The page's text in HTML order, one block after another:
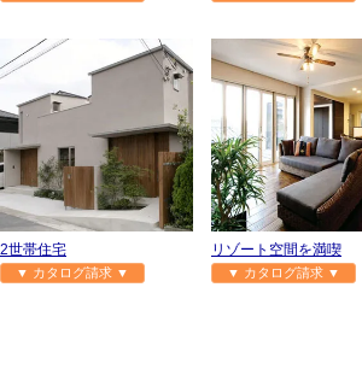
2世帯住宅
▼ カタログ請求 ▼
リゾート空間を満喫
▼ カタログ請求 ▼